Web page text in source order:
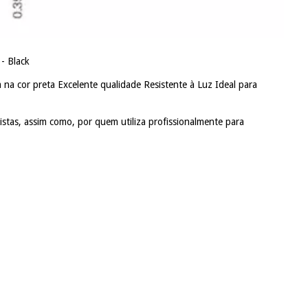
Black
cor preta Excelente qualidade Resistente à Luz Ideal para
assim como, por quem utiliza profissionalmente para